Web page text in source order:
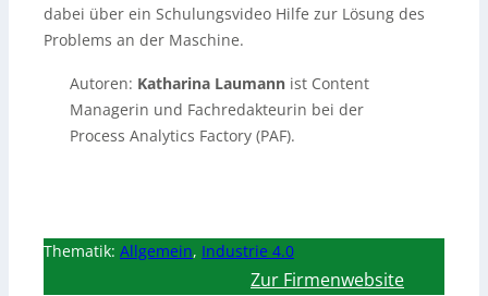
dabei über ein Schulungsvideo Hilfe zur Lösung des
Problems an der Maschine.
Autoren: Katharina Laumann ist Content
Managerin und Fachredakteurin bei der
Process Analytics Factory (PAF).
Thematik: Allgemein, Industrie 4.0
Zur Firmenwebsite